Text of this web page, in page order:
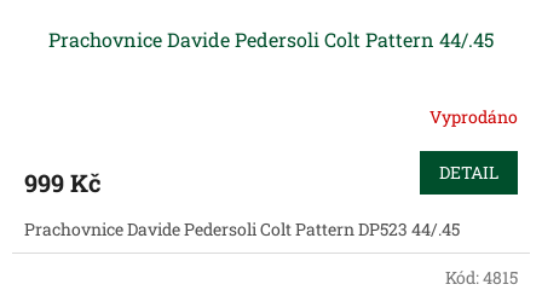
Prachovnice Davide Pedersoli Colt Pattern 44/.45
Vyprodáno
999 Kč DETAIL
Prachovnice Davide Pedersoli Colt Pattern DP523 44/.45
Kód:4815